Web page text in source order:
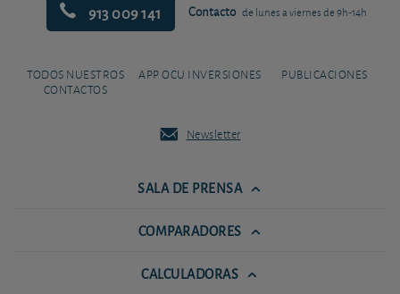
913 009 141 Contacto de lunes a viernes de 9h-14h
TODOS NUESTROS
CONTACTOS
APP OCU INVERSIONES PUBLICACIONES
Newsletter
SALA DE PRENSA
COMPARADORES
CALCULADORAS